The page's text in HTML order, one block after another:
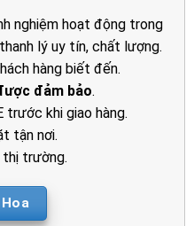
tại
là:
600.000₫.
nghiệm hoạt động trong
lý uy tín, chất lượng.
hàng biết đến.
đảm bảo.
trước khi giao hàng.
tận nơi.
thị trường.